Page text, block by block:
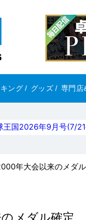
ング/ グッズ/ 専門店
王国2026年9月号(7/21
年大会以来のメダ